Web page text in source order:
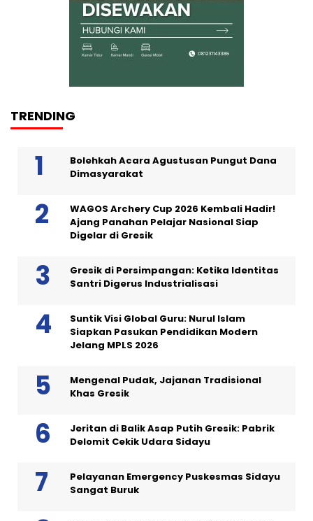
TRENDING
Bolehkah Acara Agustusan Pungut Dana
Dimasyarakat
WAGOS Archery Cup 2026 Kembali Hadir!
Ajang Panahan Pelajar Nasional Siap
Digelar di Gresik
Gresik di Persimpangan: Ketika Identitas
Santri Digerus Industrialisasi
Suntik Visi Global Guru: Nurul Islam
Siapkan Pasukan Pendidikan Modern
Jelang MPLS 2026
Mengenal Pudak, Jajanan Tradisional
Khas Gresik
Jeritan di Balik Asap Putih Gresik: Pabrik
Delomit Cekik Udara Sidayu
Pelayanan Emergency Puskesmas Sidayu
Sangat Buruk